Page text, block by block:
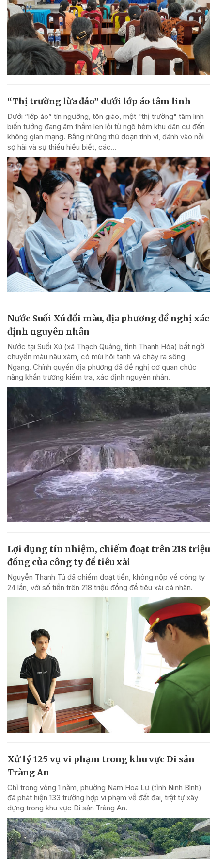
“Thị trường lừa đảo” dưới lớp áo tâm linh
Dưới “lớp áo” tín ngưỡng, tôn giáo, một "thị trường" tâm linh
biến tướng đang âm thầm len lỏi từ ngõ hẻm khu dân cư đến
không gian mạng. Bằng những thủ đoạn tinh vi, đánh vào nỗi
sợ hãi và sự thiếu hiểu biết, các...
Nước Suối Xú đổi màu, địa phương đề nghị xác
định nguyên nhân
Nước tại Suối Xú (xã Thạch Quảng, tỉnh Thanh Hóa) bất ngờ
chuyển màu nâu xám, có mùi hôi tanh và chảy ra sông
Ngang. Chính quyền địa phương đã đề nghị cơ quan chức
năng khẩn trương kiểm tra, xác định nguyên nhân.
Lợi dụng tín nhiệm, chiếm đoạt trên 218 triệu
đồng của công ty để tiêu xài
Nguyễn Thanh Tú đã chiếm đoạt tiền, không nộp về công ty
24 lần, với số tiền trên 218 triệu đồng để tiêu xài cá nhân.
Xử lý 125 vụ vi phạm trong khu vực Di sản
Tràng An
Chỉ trong vòng 1 năm, phường Nam Hoa Lư (tỉnh Ninh Bình)
đã phát hiện 133 trường hợp vi phạm về đất đai, trật tự xây
dựng trong khu vực Di sản Tràng An.